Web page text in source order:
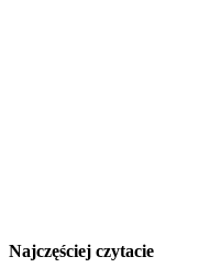
Najczęściej czytacie